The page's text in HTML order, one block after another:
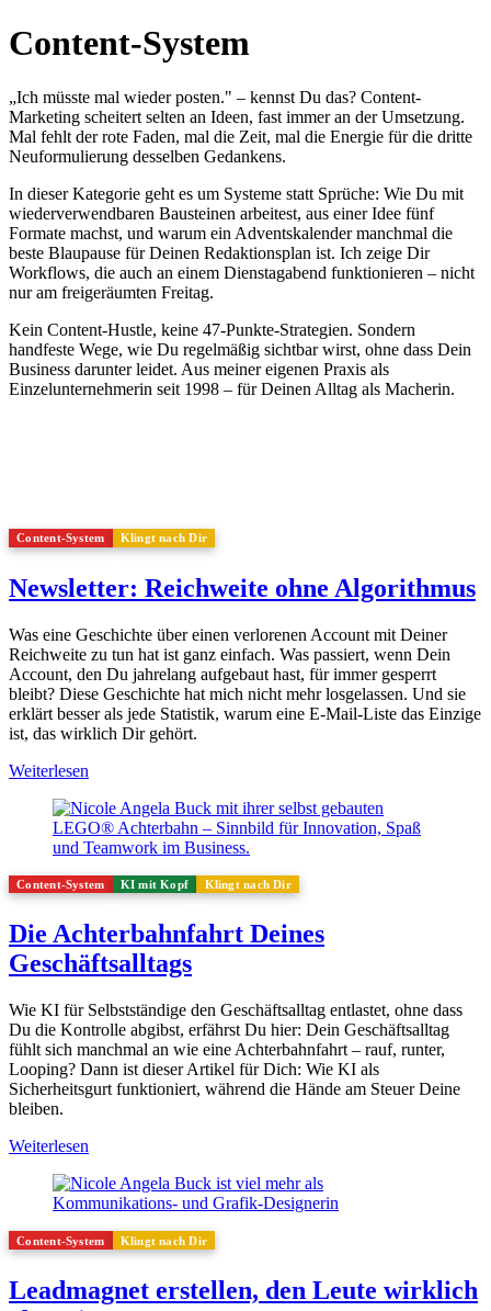
Content-System
„Ich müsste mal wieder posten." – kennst Du das? Content-
Marketing scheitert selten an Ideen, fast immer an der Umsetzung.
Mal fehlt der rote Faden, mal die Zeit, mal die Energie für die dritte
Neuformulierung desselben Gedankens.
In dieser Kategorie geht es um Systeme statt Sprüche: Wie Du mit
wiederverwendbaren Bausteinen arbeitest, aus einer Idee fünf
Formate machst, und warum ein Adventskalender manchmal die
beste Blaupause für Deinen Redaktionsplan ist. Ich zeige Dir
Workflows, die auch an einem Dienstagabend funktionieren – nicht
nur am freigeräumten Freitag.
Kein Content-Hustle, keine 47-Punkte-Strategien. Sondern
handfeste Wege, wie Du regelmäßig sichtbar wirst, ohne dass Dein
Business darunter leidet. Aus meiner eigenen Praxis als
Einzelunternehmerin seit 1998 – für Deinen Alltag als Macherin.
Content-System Klingt nach Dir
Newsletter: Reichweite ohne Algorithmus
Was eine Geschichte über einen verlorenen Account mit Deiner
Reichweite zu tun hat ist ganz einfach. Was passiert, wenn Dein
Account, den Du jahrelang aufgebaut hast, für immer gesperrt
bleibt? Diese Geschichte hat mich nicht mehr losgelassen. Und sie
erklärt besser als jede Statistik, warum eine E-Mail-Liste das Einzige
ist, das wirklich Dir gehört.
Weiterlesen
Content-System KI mit Kopf Klingt nach Dir
Die Achterbahnfahrt Deines
Geschäftsalltags
Wie KI für Selbstständige den Geschäftsalltag entlastet, ohne dass
Du die Kontrolle abgibst, erfährst Du hier: Dein Geschäftsalltag
fühlt sich manchmal an wie eine Achterbahnfahrt – rauf, runter,
Looping? Dann ist dieser Artikel für Dich: Wie KI als
Sicherheitsgurt funktioniert, während die Hände am Steuer Deine
bleiben.
Weiterlesen
Content-System Klingt nach Dir
Leadmagnet erstellen, den Leute wirklich